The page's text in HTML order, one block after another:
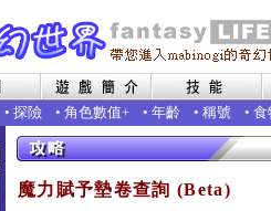
• 探險 • 角色數值+ • 年齡 • 稱號 • 食
魔力賦予墊卷查詢 (Beta)